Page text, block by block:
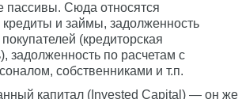
пассивы. Сюда относятся
кредиты и займы, задолженность
(кредиторская
задолженность по расчетам с
собственниками и т.п.
капитал (Invested Capital) — он же